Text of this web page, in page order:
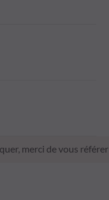
merci de vous